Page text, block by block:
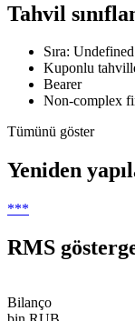
Tahvil
Sıra: Undefined
Kuponlu
Bearer
Non-complex
Tümünü göster
Yeniden
***
RMS
Bilanço